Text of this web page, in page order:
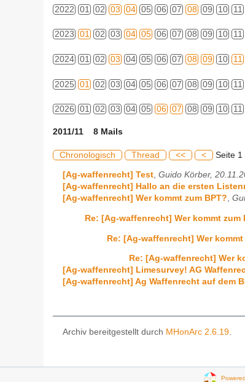
2022 01 02 03 04 05 06 07 08 09 10 11
2023 01 02 03 04 05 06 07 08 09 10 11
2024 01 02 03 04 05 06 07 08 09 10 11
2025 01 02 03 04 05 06 07 08 09 10 11
2026 01 02 03 04 05 06 07 08 09 10 11
2011/11 8 Mails
Chronologisch Thread << < Seite 1
[Ag-waffenrecht] Test, Guido Körber,
[Ag-waffenrecht] Hallo an die ersten
[Ag-waffenrecht] Wer kommt zum BPT?,
Re: [Ag-waffenrecht] Wer kommt zum
Re: [Ag-waffenrecht] Wer kommt
Re: [Ag-waffenrecht] Wer
[Ag-waffenrecht] Limesurvey! AG
[Ag-waffenrecht] Ag Waffenrecht auf dem
Archiv bereitgestellt durch MHonArc 2.6.19